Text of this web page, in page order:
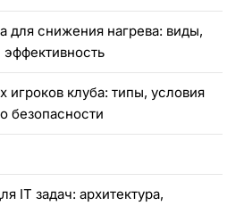
для снижения нагрева: виды,
клуба: типы, условия
безопасности
IT задач: архитектура,